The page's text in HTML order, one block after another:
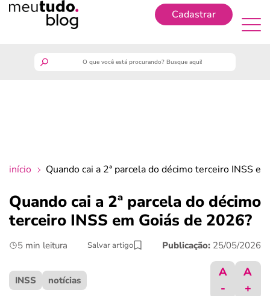
Cadastrar
crédito fácil
últimas notícias
ferramentas
início Quando cai a 2ª parcela do décimo terceiro INSS
Quando cai a 2ª parcela do décimo
terceiro INSS em Goiás de 2026?
5 min leitura Salvar artigo Publicação: 25/05/2026
INSS notícias
A
-
A
+